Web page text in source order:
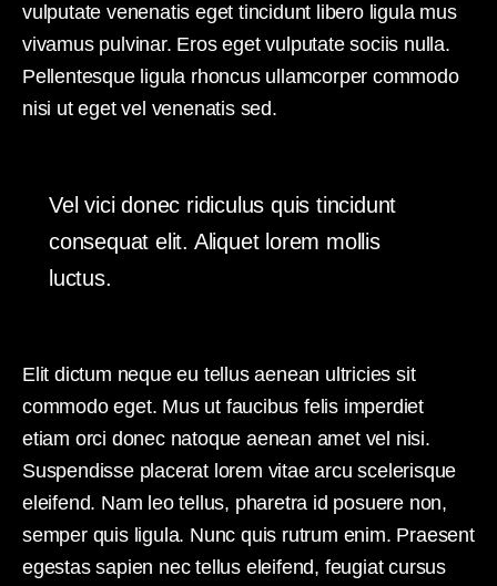
vulputate venenatis eget tincidunt libero ligula mus
vivamus pulvinar. Eros eget vulputate sociis nulla.
Pellentesque ligula rhoncus ullamcorper commodo
nisi ut eget vel venenatis sed.
Vel vici donec ridiculus quis tincidunt
consequat elit. Aliquet lorem mollis
luctus.
Elit dictum neque eu tellus aenean ultricies sit
commodo eget. Mus ut faucibus felis imperdiet
etiam orci donec natoque aenean amet vel nisi.
Suspendisse placerat lorem vitae arcu scelerisque
eleifend. Nam leo tellus, pharetra id posuere non,
semper quis ligula. Nunc quis rutrum enim. Praesent
egestas sapien nec tellus eleifend, feugiat cursus